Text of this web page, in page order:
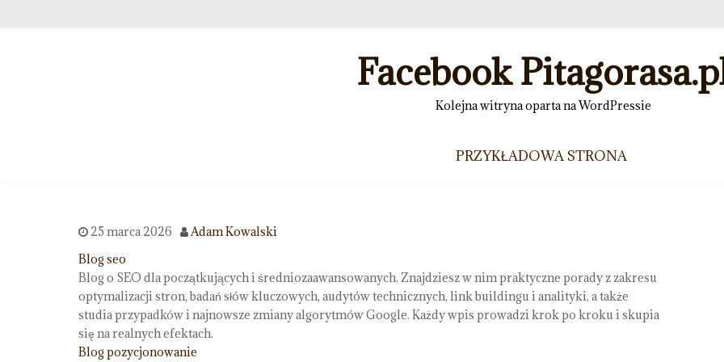
Facebook
Kolejna witryna oparta na WordPressie
PRZYKŁADOWA STRONA
25 marca 2026
Adam Kowalski
Blog seo
Blog o SEO dla początkujących i średniozaawansowanych. Znajdziesz w nim praktyczne porady z zakresu
optymalizacji stron, badań słów kluczowych, audytów technicznych, link buildingu i analityki, a także
studia przypadków i najnowsze zmiany algorytmów Google. Każdy wpis prowadzi krok po kroku i skupia
się na realnych efektach.
Blog pozycjonowanie